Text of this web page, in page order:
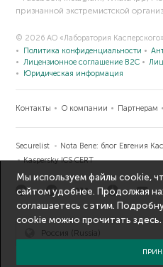
признанной экстремистской
© 2026 АО «Лаборатория
Политика конфиденциальности
Лицензионное соглашение B2C
Юридическая информация
Контакты О компании Партнерам
Securelist Nota Bene: блог Евгения
Kaspersky ICS CERT
Россия (Russia)
Мы используем файлы cookie,
сайтом удобнее. Продолжая
соглашаетесь с этим.
cookie можно прочитатьздесь.